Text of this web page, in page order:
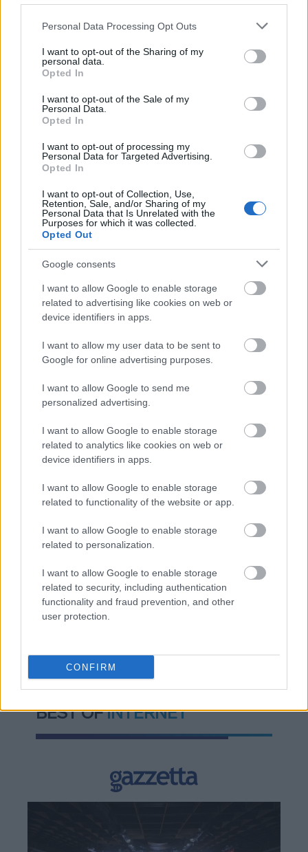
Please note that this website/app uses one or more Google
not limited to your visit or usage behaviour. You may click to
grant or deny consent to Google and its third-party tags to
use your data for below specified purposes in below Google
consent section.
Personal Data Processing Opt Outs
I want to opt-out of the Sharing of my
personal data.
Opted In
I want to opt-out of the Sale of my
Personal Data.
Opted In
I want to opt-out of processing my
Personal Data for Targeted Advertising.
Opted In
I want to opt-out of Collection, Use,
Retention, Sale, and/or Sharing of my
Personal Data that Is Unrelated with the
Purposes for which it was collected.
Opted Out
Google consents
I want to allow Google to enable storage
related to advertising like cookies on web or
device identifiers in apps.
I want to allow my user data to be sent to
Google for online advertising purposes.
I want to allow Google to send me
personalized advertising.
I want to allow Google to enable storage
related to analytics like cookies on web or
device identifiers in apps.
I want to allow Google to enable storage
related to functionality of the website or app.
I want to allow Google to enable storage
related to personalization.
I want to allow Google to enable storage
related to security, including authentication
functionality and fraud prevention, and other
user protection.
CONFIRM
πρώτοι όλες τιςειδήσειςαπό την Ελλάδα και τον κόσμο.
Διαβάζονται αυτή τη στιγμή
Τράπεζες: Στα 55,5 εκατ. ευρώ ο λογαριασμός
από τα δάνεια του ν. Κατσέλη
Νέο Χωροταξικό Τουρισμού: Οι νέες «κόκκινες
γραμμές» για το περιβάλλον και τι αλλάζει σε
Τα ανοιχτά μέτωπα για την ενίσχυση της
ελληνικής βιομηχανίας
BEST OFINTERNET